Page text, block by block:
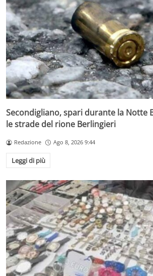
Secondigliano, spari durante la Notte
le strade del rione Berlingieri
Redazione Ago 8, 2026 9:44
Leggi di più